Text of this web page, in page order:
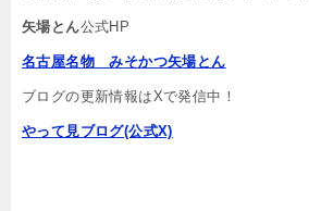
矢場とん公式HP
名古屋名物 みそかつ矢場とん
ブログの更新情報はXで発信中！
やって見ブログ(公式X)